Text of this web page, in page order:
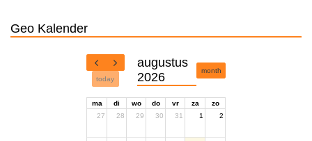
Geo Kalender
today
augustus
2026
month
ma di wo do vr za
zo
27
28 29 30 31 1 2